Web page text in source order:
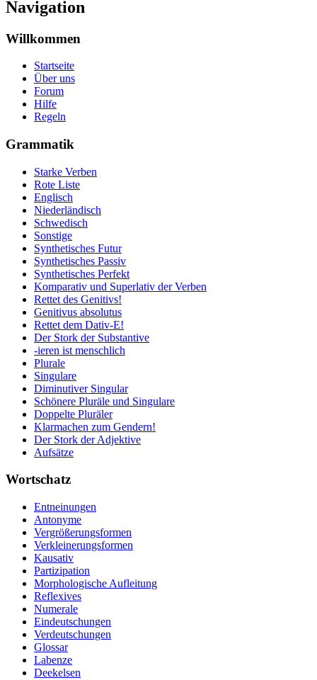
Navigation
Willkommen
Startseite
Über uns
Forum
Hilfe
Regeln
Grammatik
Starke Verben
Rote Liste
Englisch
Niederländisch
Schwedisch
Sonstige
Synthetisches Futur
Synthetisches Passiv
Synthetisches Perfekt
Komparativ und Superlativ der Verben
Rettet des Genitivs!
Genitivus absolutus
Rettet dem Dativ-E!
Der Stork der Substantive
-ieren ist menschlich
Plurale
Singulare
Diminutiver Singular
Schönere Pluräle und Singulare
Doppelte Pluräler
Klarmachen zum Gendern!
Der Stork der Adjektive
Aufsätze
Wortschatz
Entneinungen
Antonyme
Vergrößerungsformen
Verkleinerungsformen
Kausativ
Partizipation
Morphologische Aufleitung
Reflexives
Numerale
Eindeutschungen
Verdeutschungen
Glossar
Labenze
Deekelsen